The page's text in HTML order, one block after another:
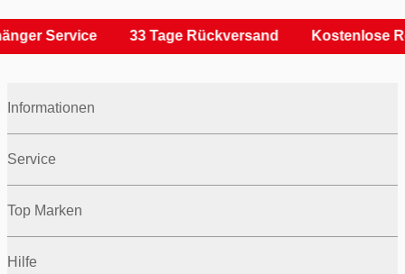
Service 33 Tage Rückversand Kostenlose
Informationen
Service
Top Marken
Hilfe